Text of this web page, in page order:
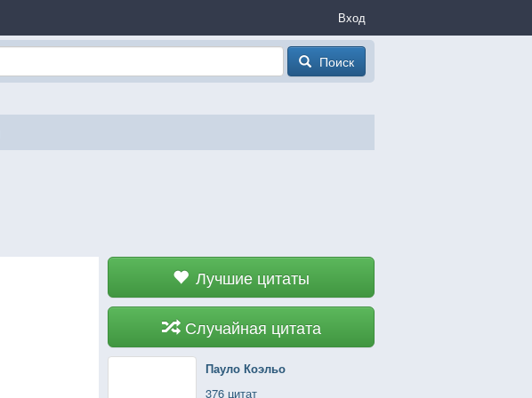
Вход
Поиск
Лучшие цитаты
Случайная цитата
Пауло Коэльо
376 цитат